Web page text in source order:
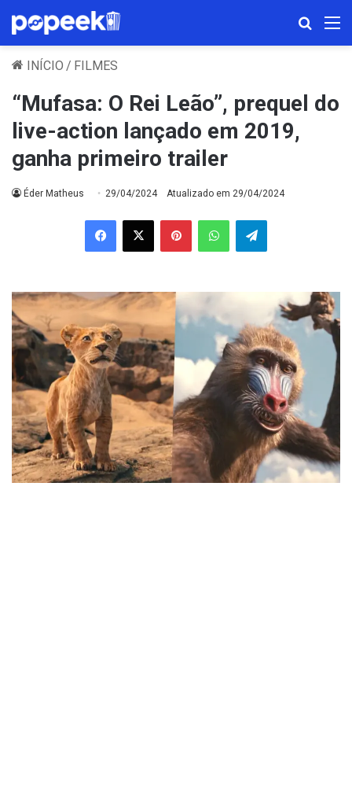
INÍCIO / FILMES
“Mufasa: O Rei Leão”, prequel do
live-action lançado em 2019,
ganha primeiro trailer
Éder Matheus 29/04/2024 Atualizado em 29/04/2024
Facebook
X PinterestWhatsAppTelegram